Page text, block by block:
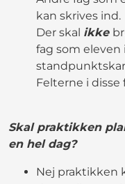
kan skrives ind.
Der skal ikke
fag som eleven
Felterne i disse
Skal praktikken
en hel dag?
Nej praktikken